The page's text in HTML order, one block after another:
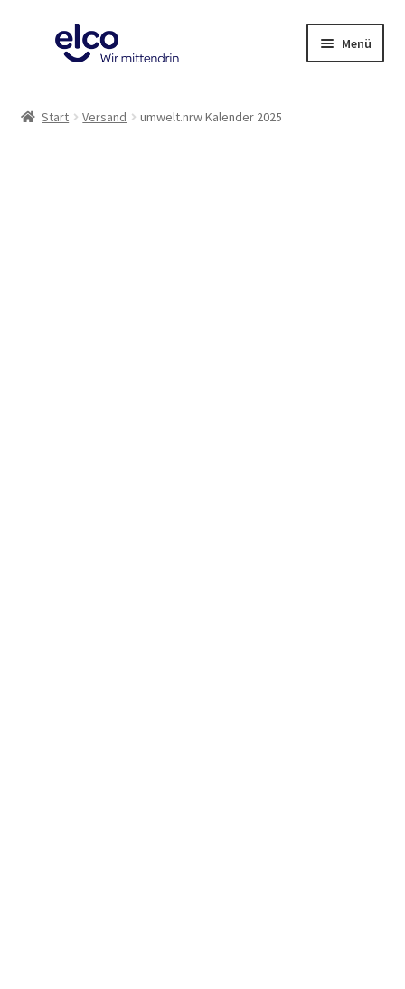
Navigation
Menü
Start Versand umwelt.nrw Kalender 2025